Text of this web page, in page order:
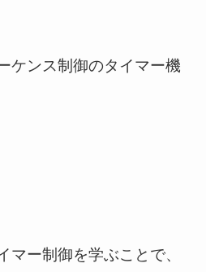
ケンス制御のタイマー機
マー制御を学ぶことで、